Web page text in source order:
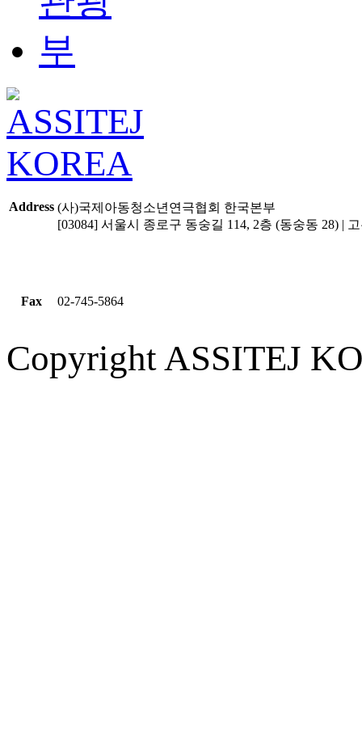
Address (사)국제아동청소년연극협회 한국본부
[03084] 서울시 종로구 동숭길 114, 2층 (동숭동 28) |
Fax 02-745-5864
Copyright ASSITEJ